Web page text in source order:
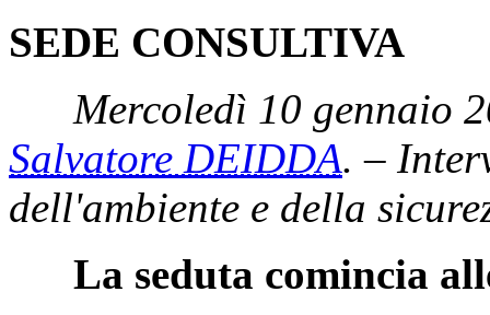
SEDE CONSULTIVA
Mercoledì 10 gennaio
Salvatore DEIDDA. –
dell'ambiente e della
La seduta comincia